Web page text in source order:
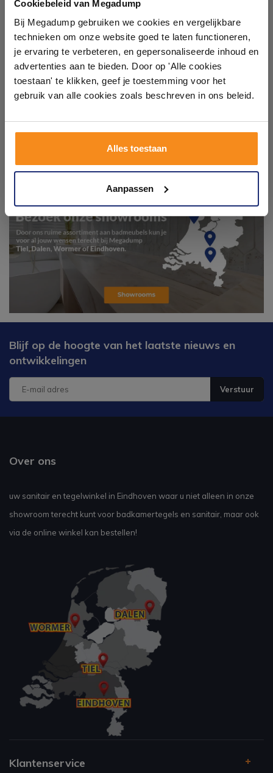
Cookiebeleid van Megadump
Bij Megadump gebruiken we cookies en vergelijkbare
technieken om onze website goed te laten functioneren,
je ervaring te verbeteren, en gepersonaliseerde inhoud en
advertenties aan te bieden. Door op 'Alle cookies
toestaan' te klikken, geef je toestemming voor het
gebruik van alle cookies zoals beschreven in ons beleid.
Alles toestaan
Aanpassen
Blijf op de hoogte van het laatste nieuws en
ontwikkelingen
Verstuur
Over ons
uw sanitair en tegelwinkel in Eindhoven waar u niet alleen in onze
showroom terecht kunt voor badkamertegels en sanitair, maar ook
via de online winkel kan bestellen!
Klantenservice
badkamers in onze 1000 m²
showroom
Laat je inspireren door 21 volledig ingerichte
badkameropstellingen – van compact tot luxe. Onze
ervaren adviseurs helpen je persoonlijk, en je vindt
tegels & sanitair direct uit voorraad. Gratis parkeren
op eigen terrein.
Kom langs en ervaar zelf het verschil!